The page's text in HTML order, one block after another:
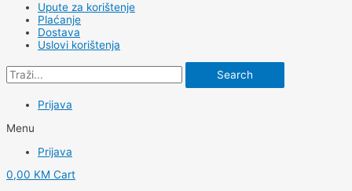
Upute za korištenje
Plaćanje
Dostava
Uslovi korištenja
Search
Prijava
Menu
Prijava
0,00 KM Cart